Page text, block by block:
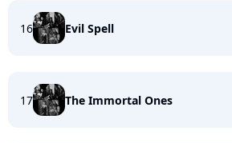
16 Evil Spell
17 The Immortal Ones